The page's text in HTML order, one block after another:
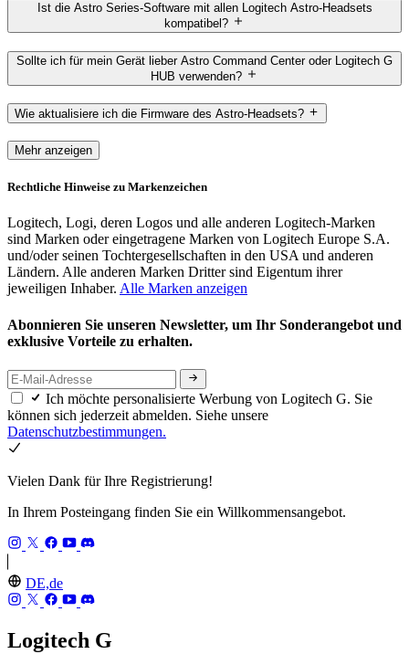
Ist die Astro Series-Software mit allen Logitech Astro-Headsets
kompatibel?
Sollte ich für mein Gerät lieber Astro Command Center oder Logitech G
HUB verwenden?
Wie aktualisiere ich die Firmware des Astro-Headsets?
Mehr anzeigen
Rechtliche Hinweise zu Markenzeichen
Logitech, Logi, deren Logos und alle anderen Logitech-Marken
sind Marken oder eingetragene Marken von Logitech Europe S.A.
und/oder seinen Tochtergesellschaften in den USA und anderen
Ländern. Alle anderen Marken Dritter sind Eigentum ihrer
jeweiligen Inhaber. Alle Marken anzeigen
Abonnieren Sie unseren Newsletter, um Ihr Sonderangebot und
exklusive Vorteile zu erhalten.
Ich möchte personalisierte Werbung von Logitech G. Sie
können sich jederzeit abmelden. Siehe unsere
Datenschutzbestimmungen.
Vielen Dank für Ihre Registrierung!
In Ihrem Posteingang finden Sie ein Willkommensangebot.
DE,de
Logitech G